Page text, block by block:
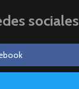
sociales